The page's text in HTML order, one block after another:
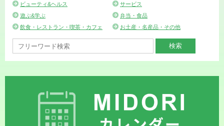
ビューティ&ヘルス
サービス
遊ぶ&学ぶ
弁当・食品
飲食・レストラン・喫茶・カフェ
お土産・名産品・その他